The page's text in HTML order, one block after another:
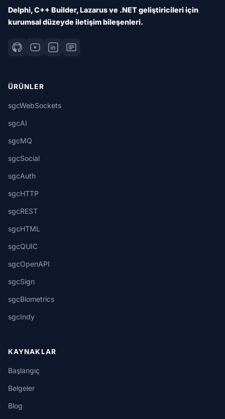
Delphi, C++ Builder, Lazarus ve .NET geliştiricileri için
kurumsal düzeyde iletişim bileşenleri.
ÜRÜNLER
sgcWebSockets
sgcAI
sgcMQ
sgcSocial
sgcAuth
sgcHTTP
sgcREST
sgcHTML
sgcQUIC
sgcOpenAPI
sgcSign
sgcBiometrics
sgcIndy
KAYNAKLAR
Başlangıç
Belgeler
Blog